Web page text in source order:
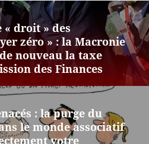
« droit » des
zéro » : la Macronie
nouveau la taxe
des Finances
: la purge du
le monde associatif
votre